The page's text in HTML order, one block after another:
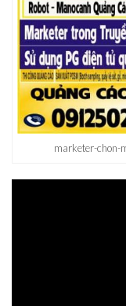
marketer-chon-